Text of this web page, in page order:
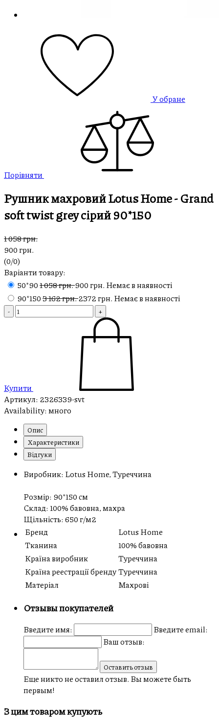
У обране
Порівняти
Рушник махровий Lotus Home - Grand
soft twist grey сірий 90*150
1 058 грн.
900 грн.
(0/0)
Варіанти товару:
50*901 058 грн.900 грн. Немає в наявності
90*1503 162 грн.2372 грн. Немає в наявності
- +
Купити
Артикул: 2326339-svt
Availability:много
Опис
Характеристики
Відгуки
Виробник: Lotus Home, Туреччина
Розмір: 90*150 см
Склад: 100% бавовна, махра
Щільність: 650 г/м2
Бренд
Lotus Home
Тканина
100% бавовна
Країна виробник
Туреччина
Країна реестрації брендуТуреччина
Матеріал
Махрові
Отзывы покупателей
Введите имя:
Введите email:
Ваш отзыв:
Оставить отзыв
Еще никто не оставил отзыв. Вы можете быть
первым!
З цим товаром купують